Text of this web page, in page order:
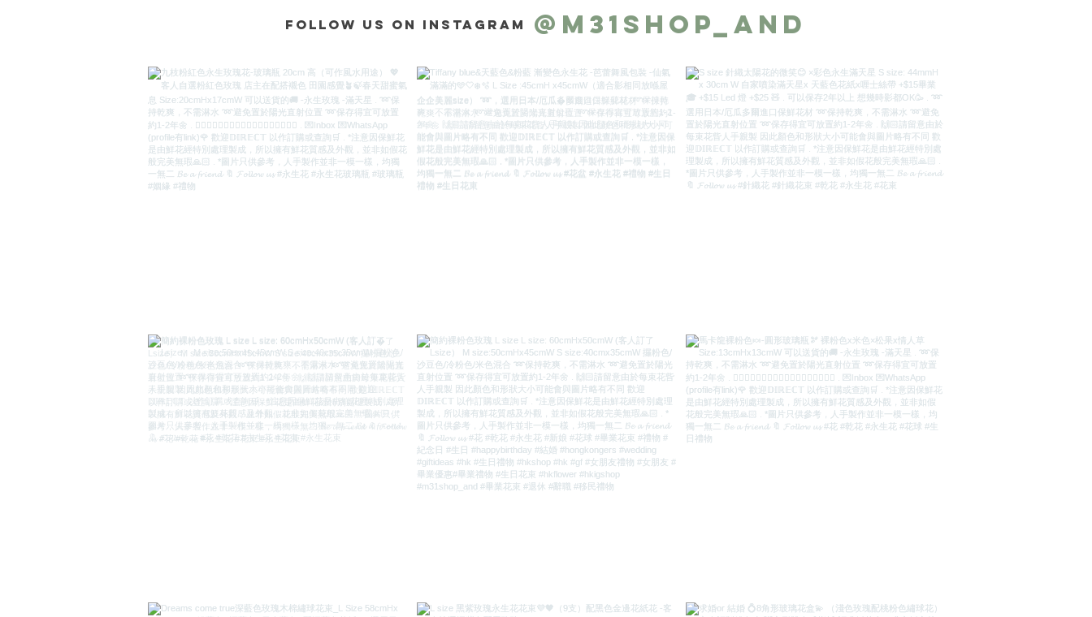
Follow us on Instagram @m31shop_and